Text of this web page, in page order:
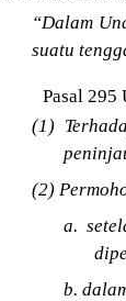
“Dalam
suatu
Pasal 295
(1)
(2)
a.
b.